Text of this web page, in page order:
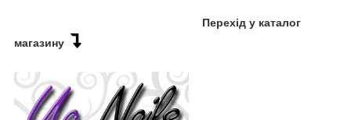
Перехід у каталог
магазину